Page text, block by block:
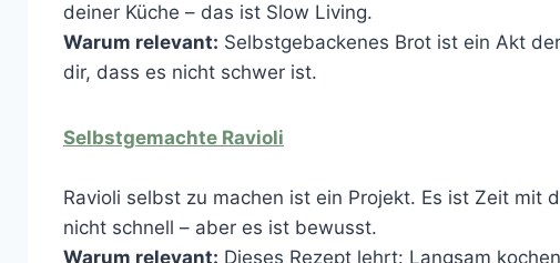
deiner Küche – das ist Slow Living.
Warum relevant: Selbstgebackenes Brot ist ein Akt
dir, dass es nicht schwer ist.
Selbstgemachte Ravioli
Ravioli selbst zu machen ist ein Projekt. Es ist Zeit mit
nicht schnell – aber es ist bewusst.
Warum relevant: Dieses Rezept lehrt: Langsam